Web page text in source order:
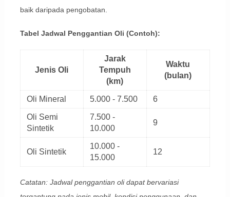
baik daripada pengobatan.
Tabel Jadwal Penggantian Oli (Contoh):
Jenis Oli
Jarak
Tempuh
(km)
Waktu
(bulan)
Oli Mineral 5.000 - 7.500 6
Oli Semi
Sintetik
7.500 -
10.000
9
Oli Sintetik
10.000 -
15.000
12
Catatan: Jadwal penggantian oli dapat bervariasi